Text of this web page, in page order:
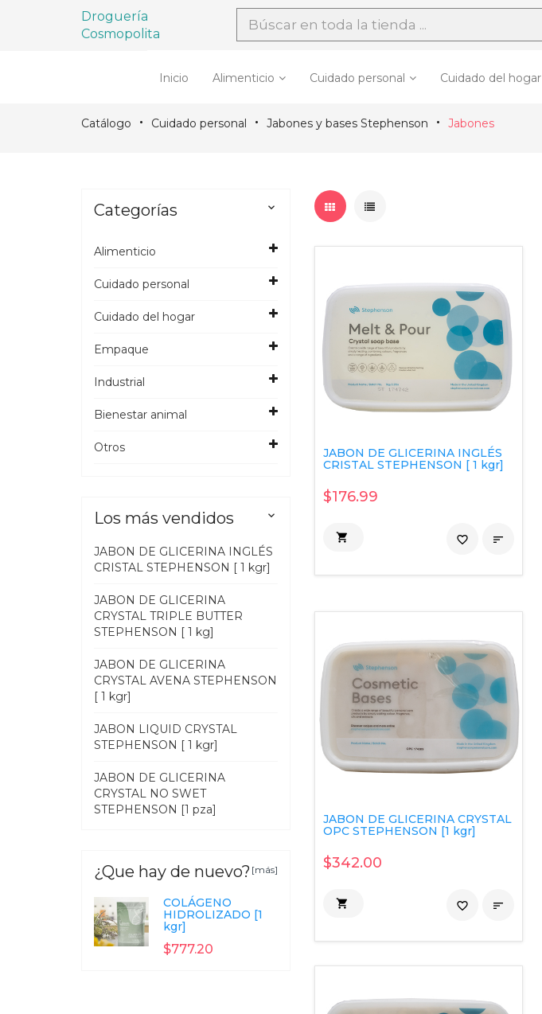
Droguería
Cosmopolita
Inicio Alimenticio Cuidado personal Cuidado del hogar
Catálogo Cuidado personal Jabones y bases Stephenson Jabones
JABON DE GLICERINA INGLÉS
CRISTAL STEPHENSON [ 1 kgr]
$176.99
 
favorite_border
JABON DE GLICERINA CRYSTAL
OPC STEPHENSON [1 kgr]
$342.00
 
favorite_border
Categorías 
Alimenticio
Cuidado personal
Cuidado del hogar
Empaque
Industrial
Bienestar animal
Otros
Los más vendidos 
JABON DE GLICERINA INGLÉS
CRISTAL STEPHENSON [ 1 kgr]
JABON DE GLICERINA
CRYSTAL TRIPLE BUTTER
STEPHENSON [ 1 kg]
JABON DE GLICERINA
CRYSTAL AVENA STEPHENSON
[ 1 kgr]
JABON LIQUID CRYSTAL
STEPHENSON [ 1 kgr]
JABON DE GLICERINA
CRYSTAL NO SWET
STEPHENSON [1 pza]
¿Que hay de nuevo? [más]
COLÁGENO
HIDROLIZADO [1
kgr]
$777.20